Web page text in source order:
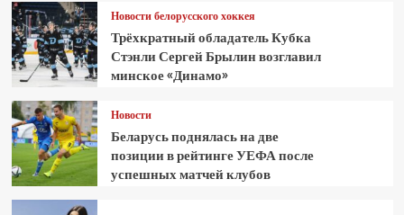
Новости белорусского хоккея
Трёхкратный обладатель Кубка
Стэнли Сергей Брылин возглавил
минское «Динамо»
Новости
Беларусь поднялась на две
позиции в рейтинге УЕФА после
успешных матчей клубов